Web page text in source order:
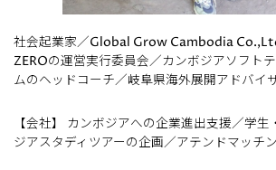
社会起業家／Global Grow Cambodia
ZEROの運営実行委員会／カンボジアソフト
ムのヘッドコーチ／岐阜県海外展開アドバイ
【会社】 カンボジアへの企業進出支援／学
ジアスタディツアーの企画／アテンドマッチ